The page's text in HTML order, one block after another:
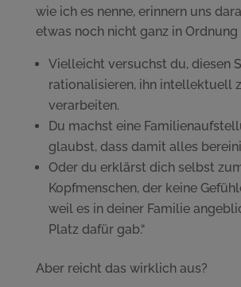
wie ich es nenne, erinnern uns
etwas noch nicht ganz in Ordnung
Vielleicht versuchst du, diesen
rationalisieren, ihn intellektuell
verarbeiten.
Du machst eine
glaubst, dass damit alles
Oder du erklärst dich selbst
Kopfmenschen, der keine
weil es in deiner Familie
Platz dafür gab.“
Aber reicht das wirklich aus?